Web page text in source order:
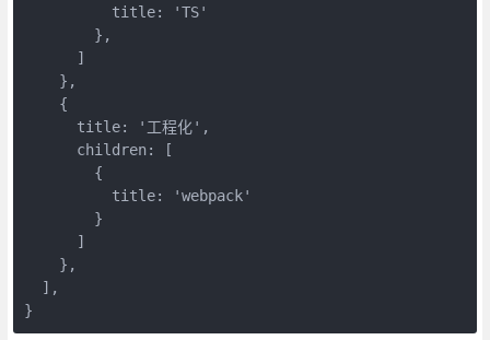
title: 'TS'
},
]
},
{
title: '工程化',
children: [
{
title: 'webpack'
}
]
},
],